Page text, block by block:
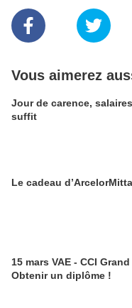
Vous aimerez
Jour de carence,
suffit
Le cadeau
15 mars VAE - CCI
Obtenir un diplôme !